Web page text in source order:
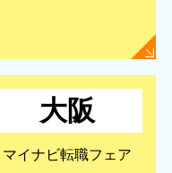
大阪
マイナビ転職フェア